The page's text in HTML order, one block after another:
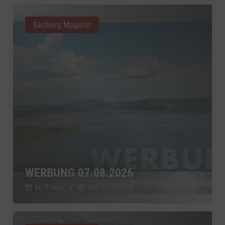
WERBUNG 07.08.2026
Salzburg Magazin